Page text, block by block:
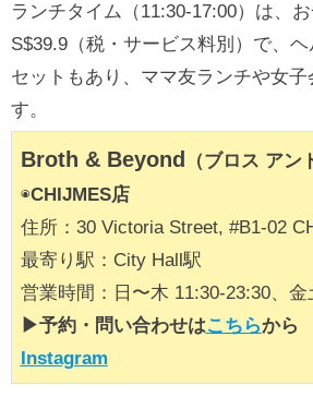
ランチタイム（11:30-17:00）は、
S$39.9（税・サービス料別）で、
セットもあり、ママ友ランチや女
す。
Broth & Beyond
（ブロス アン
◉CHIJMES店
住所：30 Victoria Street, #B1-02
最寄り駅：City Hall駅
営業時間：日〜木 11:30-23:30、金
▶予約・問い合わせはこちらから
Instagram